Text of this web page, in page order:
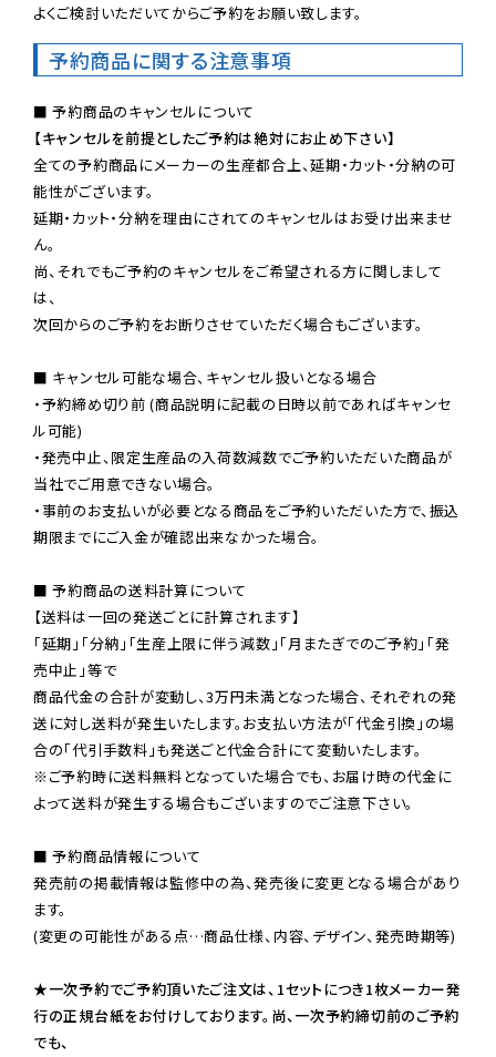
よくご検討いただいてからご予約をお願い致します。
予約商品に関する注意事項
【キャンセルを前提としたご予約は絶対にお止め下さい】
全ての予約商品にメーカーの生産都合上、延期・カット・分納の可
能性がございます。
延期・カット・分納を理由にされてのキャンセルはお受け出来ませ
ん。
尚、それでもご予約のキャンセルをご希望される方に関しまして
は、
次回からのご予約をお断りさせていただく場合もございます。
■ キャンセル可能な場合、キャンセル扱いとなる場合
・予約締め切り前 (商品説明に記載の日時以前であればキャンセ
ル可能)
・発売中止、限定生産品の入荷数減数でご予約いただいた商品が
当社でご用意できない場合。
・事前のお支払いが必要となる商品をご予約いただいた方で、振込
期限までにご入金が確認出来なかった場合。
■ 予約商品の送料計算について
【送料は一回の発送ごとに計算されます】
「延期」「分納」「生産上限に伴う減数」「月またぎでのご予約」「発
売中止」等で
商品代金の合計が変動し、3万円未満となった場合、それぞれの発
送に対し送料が発生いたします。お支払い方法が「代金引換」の場
※ご予約時に送料無料となっていた場合でも、お届け時の代金に
よって送料が発生する場合もございますのでご注意下さい。
■ 予約商品情報について
発売前の掲載情報は監修中の為、発売後に変更となる場合があり
ます。
(変更の可能性がある点…商品仕様、内容、デザイン、発売時期等)
★一次予約でご予約頂いたご注文は、1セットにつき1枚メーカー発
行の正規台紙をお付けしております。尚、一次予約締切前のご予約
でも、